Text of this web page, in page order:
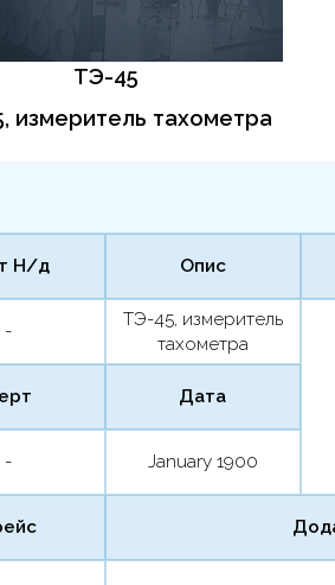
ТЭ-45
измеритель тахометра
Н/д
-
Опис
ТЭ-45, измеритель
тахометра
-
Дата
January 1900